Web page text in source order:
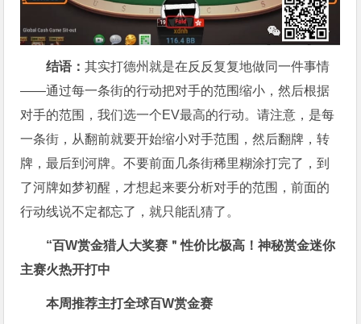
结语：其实打德州就是在反反复复地做同一件事情
——通过每一条街的行动把对手的范围缩小，然后根据
对手的范围，我们选一个EV最高的行动。请注意，是每
一条街，从翻前就要开始缩小对手范围，然后翻牌，转
牌，最后到河牌。不要前面几条街稀里糊涂打完了，到
了河牌如梦初醒，才想起来要分析对手的范围，前面的
行动线说不定都忘了，就只能乱猜了。
“百W赏金猎人大奖赛＂性价比极高！神秘赏金迷你
主赛火热开打中
本周推荐主打全球百W赏金赛